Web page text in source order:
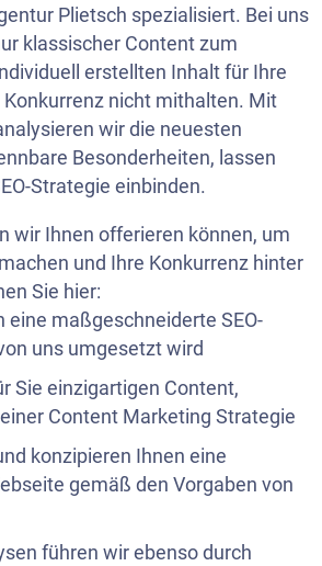
Plietsch spezialisiert. Bei uns
klassischer Content zum
erstellten Inhalt für Ihre
nicht mithalten. Mit
wir die neuesten
Besonderheiten, lassen
Strategie einbinden.
wir Ihnen offerieren können, um
und Ihre Konkurrenz hinter
Sie hier:
eine maßgeschneiderte SEO-
uns umgesetzt wird
Sie einzigartigen Content,
Content Marketing Strategie
konzipieren Ihnen eine
gemäß den Vorgaben von
führen wir ebenso durch